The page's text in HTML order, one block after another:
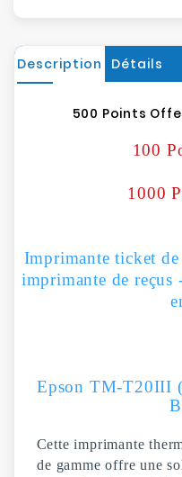
Description Détails
500 Points
100
1000
Imprimante ticket
imprimante de reçus
Epson TM-T20III
Cette imprimante
de gamme offre une